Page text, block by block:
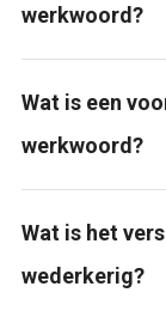
werkwoord?
Wat is een
werkwoord?
Wat is het
wederkerig?